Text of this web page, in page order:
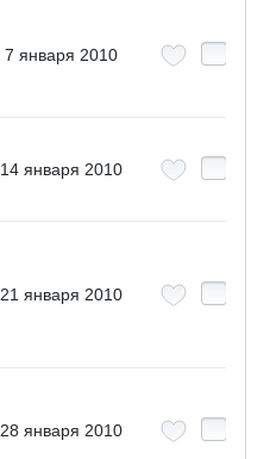
7 января 2010
14 января 2010
21 января 2010
28 января 2010